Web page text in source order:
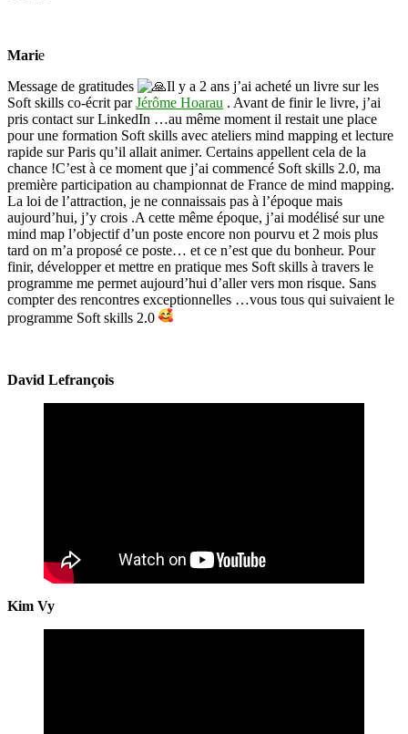
Marie
Message de gratitudes
Il y a 2 ans j’ai acheté un livre sur les
Soft skills co-écrit parJérôme Hoarau . Avant de finir le livre, j’ai
pris contact sur LinkedIn …au même moment il restait une place
pour une formation Soft skills avec ateliers mind mapping et lecture
rapide sur Paris qu’il allait animer. Certains appellent cela de la
chance !C’est à ce moment que j’ai commencé Soft skills 2.0, ma
première participation au championnat de France de mind mapping.
La loi de l’attraction, je ne connaissais pas à l’époque mais
aujourd’hui, j’y crois .A cette même époque, j’ai modélisé sur une
mind map l’objectif d’un poste encore non pourvu et 2 mois plus
tard on m’a proposé ce poste… et ce n’est que du bonheur. Pour
finir, développer et mettre en pratique mes Soft skills à travers le
programme me permet aujourd’hui d’aller vers mon risque. Sans
compter des rencontres exceptionnelles …vous tous qui suivaient le
programme Soft skills 2.0
David Lefrançois
Kim Vy